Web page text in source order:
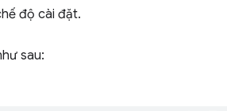
độ cài đặt.
sau: